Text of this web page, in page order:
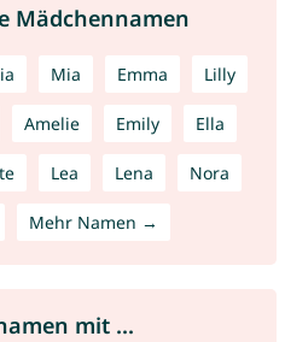
Mädchennamen
Mia Emma Lilly
Amelie Emily Ella
Lea Lena Nora
Mehr Namen →
mit ...